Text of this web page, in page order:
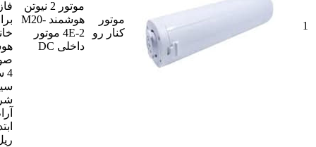
1
موتور
کنار رو
موتور 2 نیوتن
هوشمند M20-
4E-2 موتور
داخلی DC